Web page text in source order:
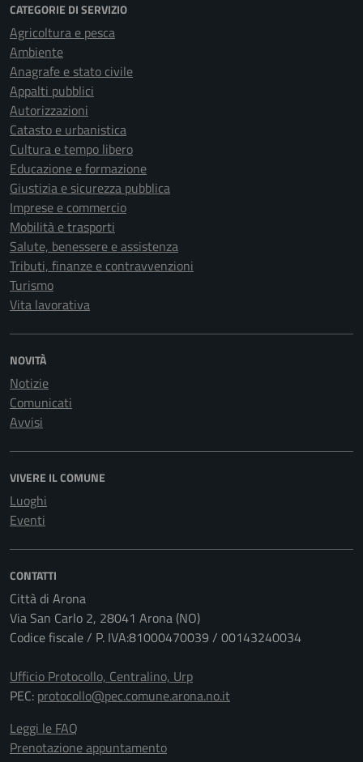
CATEGORIE DI SERVIZIO
Agricoltura e pesca
Ambiente
Anagrafe e stato civile
Appalti pubblici
Autorizzazioni
Catasto e urbanistica
Cultura e tempo libero
Educazione e formazione
Giustizia e sicurezza pubblica
Imprese e commercio
Mobilità e trasporti
Salute, benessere e assistenza
Tributi, finanze e contravvenzioni
Turismo
Vita lavorativa
NOVITÀ
Notizie
Comunicati
Avvisi
VIVERE IL COMUNE
Luoghi
Eventi
CONTATTI
Città di Arona
Via San Carlo 2, 28041 Arona (NO)
Codice fiscale / P. IVA:81000470039 / 00143240034
Ufficio Protocollo, Centralino, Urp
PEC: protocollo@pec.comune.arona.no.it
Leggi le FAQ
Prenotazione appuntamento